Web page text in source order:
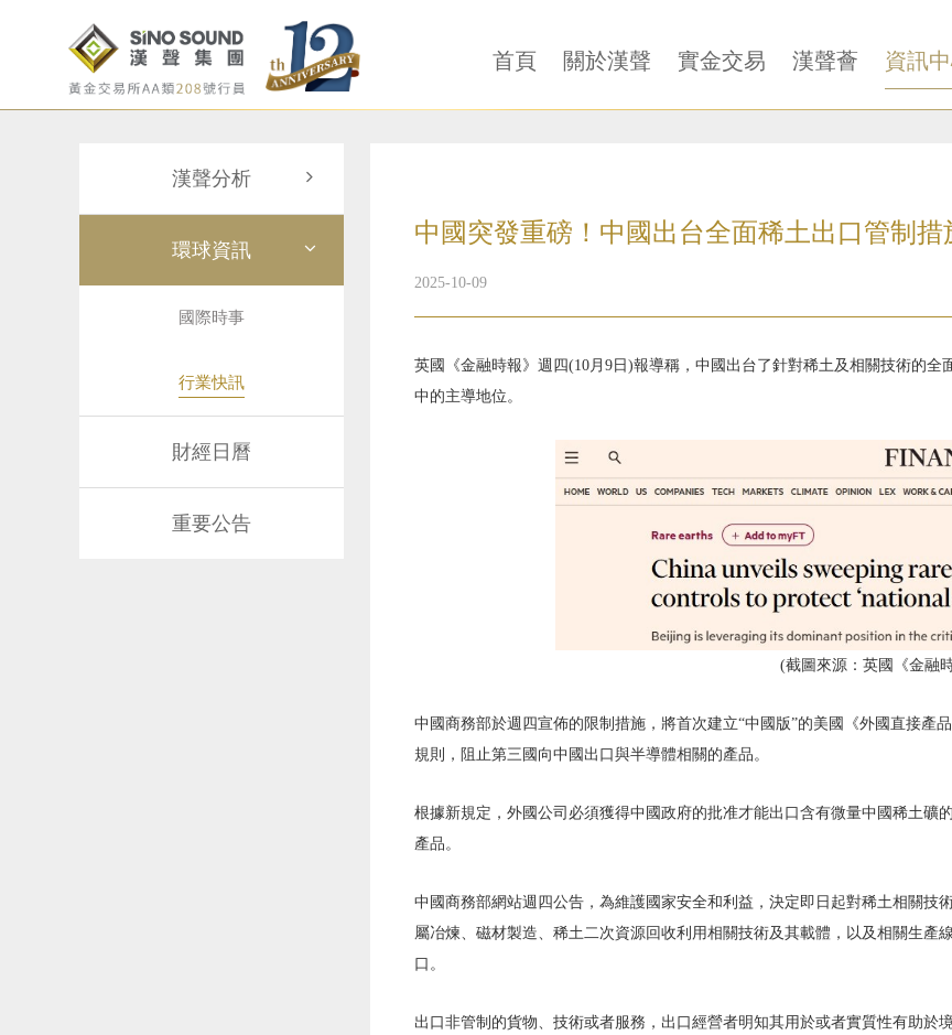
首頁 關於漢聲 實金交易 漢聲薈 資訊
漢聲分析
環球資訊
國際時事
行業快訊
財經日曆
重要公告
中國突發重磅！中國出台全面稀土出口管制措
2025-10-09
英國《金融時報》週四(10月9日)報導稱，中國出台了針對稀土及相關技術的
中的主導地位。
(截圖來源：英國《金融
中國商務部於週四宣佈的限制措施，將首次建立“中國版”的美國《外國直接產
規則，阻止第三國向中國出口與半導體相關的產品。
根據新規定，外國公司必須獲得中國政府的批准才能出口含有微量中國稀土礦
產品。
中國商務部網站週四公告，為維護國家安全和利益，決定即日起對稀土相關技
屬冶煉、磁材製造、稀土二次資源回收利用相關技術及其載體，以及相關生產
口。
出口非管制的貨物、技術或者服務，出口經營者明知其用於或者實質性有助於